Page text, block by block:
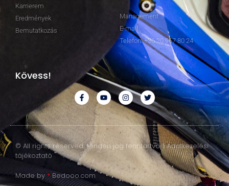
Karrierem
Eredmények
Bemutatkozás
Management
E-mail
Telefon: +36 20 967 80 24
Kövess!
© All rights reserved. Minden jog fenntartva. | Adatkezelési
tájékoztató
Made by*Bedooo.com